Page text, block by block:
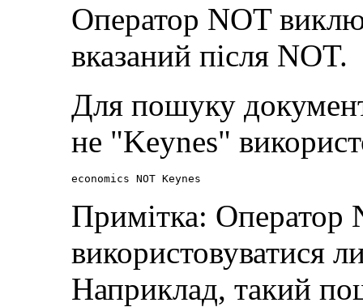
Оператор NOT
вказаний після NOT.
Для пошуку
не "Keynes"
economics NOT Keynes
Примітка: Оператор
використовуватися
Наприклад, такий